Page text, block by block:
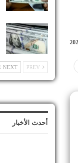
NEXT
أحدث الأخبار